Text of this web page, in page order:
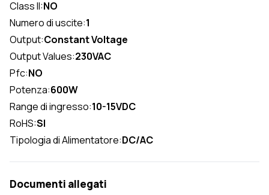
Class II:NO
Numero di uscite:1
Output:Constant Voltage
Output Values:230VAC
Pfc:NO
Potenza:600W
Range di ingresso:10-15VDC
RoHS:SI
Tipologia di Alimentatore:DC/AC
Documenti allegati